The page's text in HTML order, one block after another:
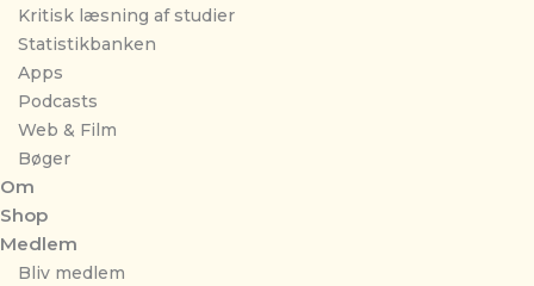
Kritisk læsning af studier
Statistikbanken
Apps
Podcasts
Web & Film
Bøger
Om
Shop
Medlem
Bliv medlem